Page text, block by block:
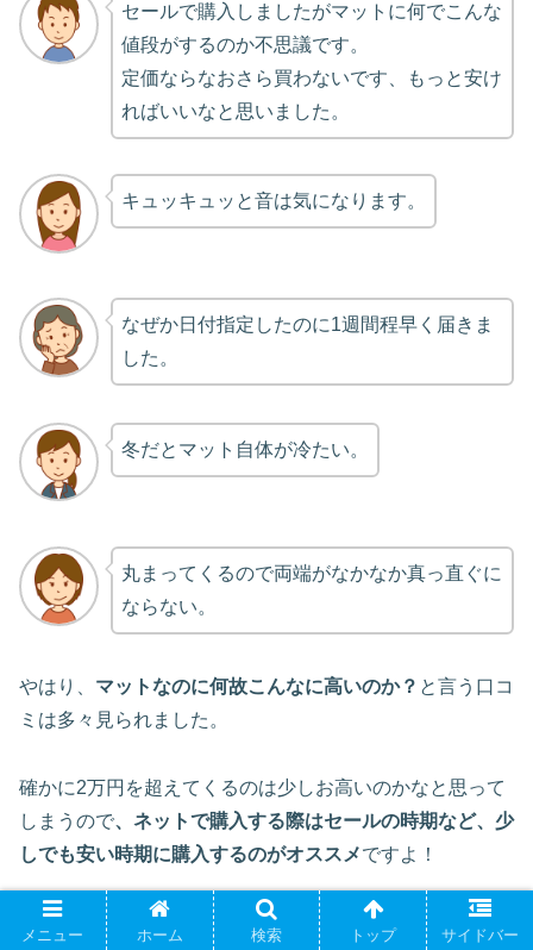
セールで購入しましたがマットに何でこんな
値段がするのか不思議です。
定価ならなおさら買わないです、もっと安け
ればいいなと思いました。
キュッキュッと音は気になります。
なぜか日付指定したのに1週間程早く届きま
した。
冬だとマット自体が冷たい。
丸まってくるので両端がなかなか真っ直ぐに
ならない。
やはり、 マットなのに何故こんなに高いのか？ と言う口コ
ミは多々見られました。
確かに2万円を超えてくるのは少しお高いのかなと思って
しまうので、ネットで購入する際はセールの時期など、少
しでも安い時期に購入するのがオススメですよ！
また配送についても口コミが多く、大きい商品ですので日
メニュー ホーム 検索 トップ サイドバー